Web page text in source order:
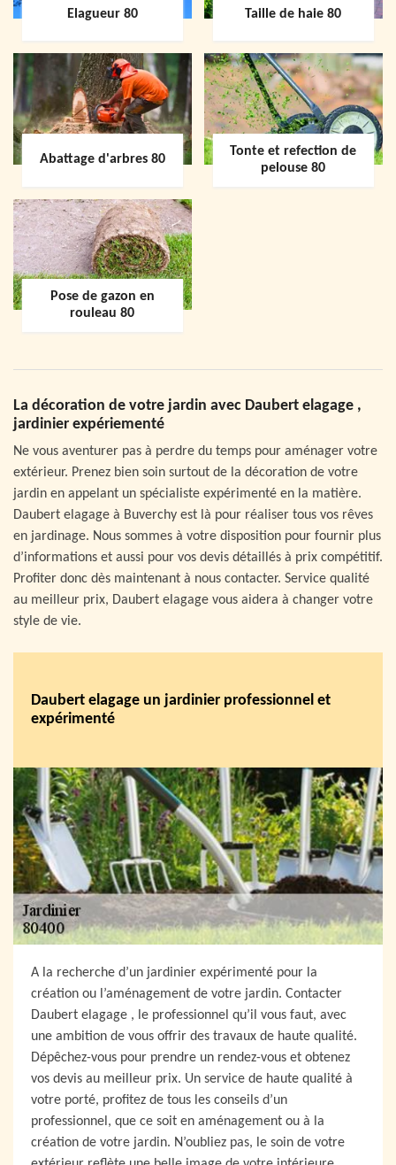
Elagueur 80 Taille de haie 80
Abattage d'arbres 80
Tonte et refection de
pelouse 80
Pose de gazon en
rouleau 80
La décoration de votre jardin avec Daubert elagage ,
jardinier expériementé
Ne vous aventurer pas à perdre du temps pour aménager votre
extérieur. Prenez bien soin surtout de la décoration de votre
jardin en appelant un spécialiste expérimenté en la matière.
Daubert elagage à Buverchy est là pour réaliser tous vos rêves
en jardinage. Nous sommes à votre disposition pour fournir plus
d’informations et aussi pour vos devis détaillés à prix compétitif.
Profiter donc dès maintenant à nous contacter. Service qualité
au meilleur prix, Daubert elagage vous aidera à changer votre
style de vie.
Daubert elagage un jardinier professionnel et
expérimenté
A la recherche d’un jardinier expérimenté pour la
création ou l’aménagement de votre jardin. Contacter
Daubert elagage , le professionnel qu’il vous faut, avec
une ambition de vous offrir des travaux de haute qualité.
Dépêchez-vous pour prendre un rendez-vous et obtenez
vos devis au meilleur prix. Un service de haute qualité à
votre porté, profitez de tous les conseils d’un
professionnel, que ce soit en aménagement ou à la
création de votre jardin. N’oubliez pas, le soin de votre